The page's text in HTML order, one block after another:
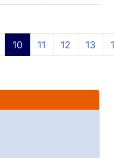
10 11 12 13